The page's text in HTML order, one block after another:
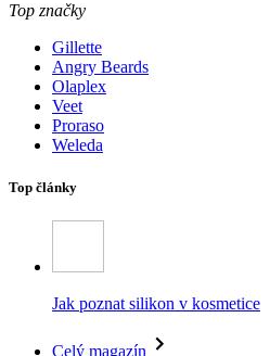
Top značky
Gillette
Angry Beards
Olaplex
Veet
Proraso
Weleda
Top články
Jak poznat silikon v kosmetice
Celý magazín